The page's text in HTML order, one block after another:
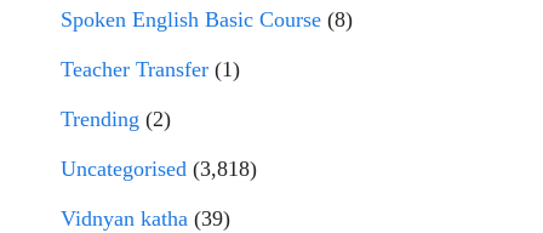
Spoken English Basic Course (8)
Teacher Transfer (1)
Trending (2)
Uncategorised (3,818)
Vidnyan katha (39)